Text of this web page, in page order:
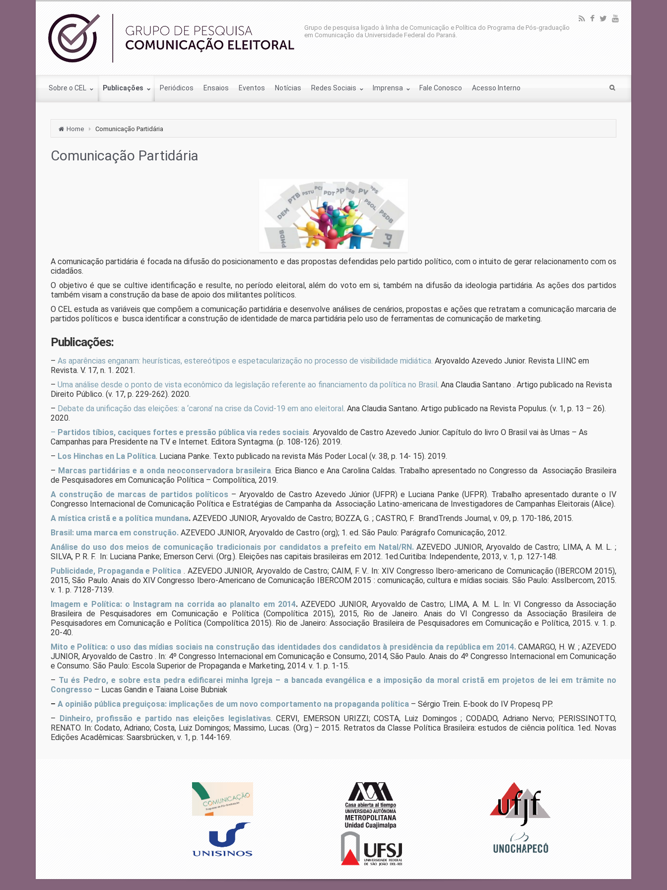
Grupo de pesquisa ligado à linha de Comunicação e Política do Programa de Pós-graduação
em Comunicação da Universidade Federal do Paraná.
Sobre o CEL Publicações Periódicos Ensaios Eventos Notícias Redes Sociais Imprensa Fale Conosco Acesso Interno
Home Comunicação Partidária
Comunicação Partidária
A comunicação partidária é focada na difusão do posicionamento e das propostas defendidas pelo partido político, com o intuito de gerar relacionamento com os
cidadãos.
O objetivo é que se cultive identificação e resulte, no período eleitoral, além do voto em si, também na difusão da ideologia partidária. As ações dos partidos
também visam a construção da base de apoio dos militantes políticos.
O CEL estuda as variáveis que compõem a comunicação partidária e desenvolve análises de cenários, propostas e ações que retratam a comunicação marcaria de
partidos políticos e busca identificar a construção de identidade de marca partidária pelo uso de ferramentas de comunicação de marketing.
Publicações:
– As aparências enganam: heurísticas, estereótipos e espetacularização no processo de visibilidade midiática. Aryovaldo Azevedo Junior. Revista LIINC em
Revista. V. 17, n. 1. 2021.
– Uma análise desde o ponto de vista econômico da legislação referente ao financiamento da política no Brasil . Ana Claudia Santano . Artigo publicado na Revista
Direito Público. (v. 17, p. 229-262). 2020.
– Debate da unificação das eleições: a ‘carona’ na crise da Covid-19 em ano eleitoral . Ana Claudia Santano. Artigo publicado na Revista Populus. (v. 1, p. 13 – 26).
2020.
– Partidos tíbios, caciques fortes e pressão pública via redes sociais. Aryovaldo de Castro Azevedo Junior. Capítulo do livro O Brasil vai às Urnas – As
Campanhas para Presidente na TV e Internet. Editora Syntagma. (p. 108-126). 2019.
– Los Hinchas en La Política. Luciana Panke. Texto publicado na revista Más Poder Local (v. 38, p. 14- 15). 2019.
– Marcas partidárias e a onda neoconservadora brasileira. Erica Bianco e Ana Carolina Caldas. Trabalho apresentado no Congresso da Associação Brasileira
de Pesquisadores em Comunicação Política – Compolítica, 2019.
A construção de marcas de partidos políticos – Aryovaldo de Castro Azevedo Júnior (UFPR) e Luciana Panke (UFPR). Trabalho apresentado durante o IV
Congresso Internacional de Comunicação Política e Estratégias de Campanha da Associação Latino-americana de Investigadores de Campanhas Eleitorais (Alice).
A mística cristã e a política mundana. AZEVEDO JUNIOR, Aryovaldo de Castro; BOZZA, G. ; CASTRO, F. BrandTrends Journal, v. 09, p. 170-186, 2015.
Brasil: uma marca em construção. AZEVEDO JUNIOR, Aryovaldo de Castro (org); 1. ed. São Paulo: Parágrafo Comunicação, 2012.
Análise do uso dos meios de comunicação tradicionais por candidatos a prefeito em Natal/RN.AZEVEDO JUNIOR, Aryovaldo de Castro; LIMA, A. M. L. ;
SILVA, P. R. F. In: Luciana Panke; Emerson Cervi. (Org.). Eleições nas capitais brasileiras em 2012. 1ed.Curitiba: Independente, 2013, v. 1, p. 127-148.
Publicidade, Propaganda e Política . AZEVEDO JUNIOR, Aryovaldo de Castro; CAIM, F. V.. In: XIV Congresso Ibero-americano de Comunicação (IBERCOM 2015),
2015, São Paulo. Anais do XIV Congresso Ibero-Americano de Comunicação IBERCOM 2015 : comunicação, cultura e mídias sociais. São Paulo: AssIbercom, 2015.
v. 1. p. 7128-7139.
Imagem e Política: o Instagram na corrida ao planalto em 2014.AZEVEDO JUNIOR, Aryovaldo de Castro; LIMA, A. M. L. In: VI Congresso da Associação
Brasileira de Pesquisadores em Comunicação e Política (Compolítica 2015), 2015, Rio de Janeiro. Anais do VI Congresso da Associação Brasileira de
Pesquisadores em Comunicação e Política (Compolítica 2015). Rio de Janeiro: Associação Brasileira de Pesquisadores em Comunicação e Política, 2015. v. 1. p.
20-40.
Mito e Política: o uso das mídias sociais na construção das identidades dos candidatos à presidência da república em 2014. CAMARGO, H. W. ; AZEVEDO
JUNIOR, Aryovaldo de Castro . In: 4º Congresso Internacional em Comunicação e Consumo, 2014, São Paulo. Anais do 4º Congresso Internacional em Comunicação
e Consumo. São Paulo: Escola Superior de Propaganda e Marketing, 2014. v. 1. p. 1-15.
– Tu és Pedro, e sobre esta pedra edificarei minha Igreja – a bancada evangélica e a imposição da moral cristã em projetos de lei em trâmite no
Congresso – Lucas Gandin e Taiana Loise Bubniak
– A opinião pública preguiçosa: implicações de um novo comportamento na propaganda política – Sérgio Trein. E-book do IV Propesq PP.
–
Dinheiro, profissão e partido nas eleições legislativas. CERVI, EMERSON URIZZI; COSTA, Luiz Domingos ; CODADO, Adriano Nervo; PERISSINOTTO,
RENATO. In: Codato, Adriano; Costa, Luiz Domingos; Massimo, Lucas. (Org.) – 2015. Retratos da Classe Política Brasileira: estudos de ciência política. 1ed. Novas
Edições Acadêmicas: Saarsbrücken, v. 1, p. 144-169.